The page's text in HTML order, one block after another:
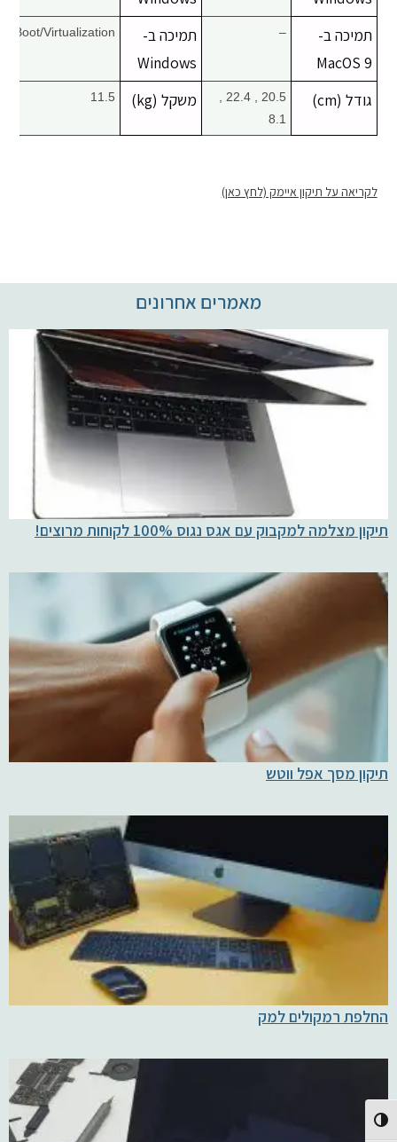
Toggle High Contrast
תמיכה ב-
MacOS 9
–
תמיכה ב-
Windows
Boot/Virtualization
גודל (cm)
8.1
משקל (kg) 11.5
לקריאה על תיקון איימק (לחץ כאן)
מאמרים אחרונים
תיקון מצלמה למקבוק עם אגס נגוס 100% לקוחות מרוצים!
תיקון מסך אפל ווטש
החלפת רמקולים למק